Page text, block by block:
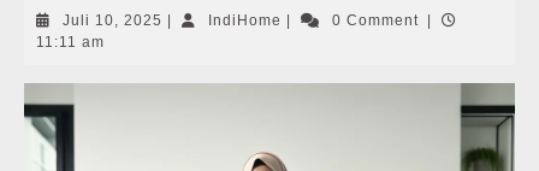
Juli 10, 2025 Juli
IndiHome IndiHome0 Comment
11:11 am